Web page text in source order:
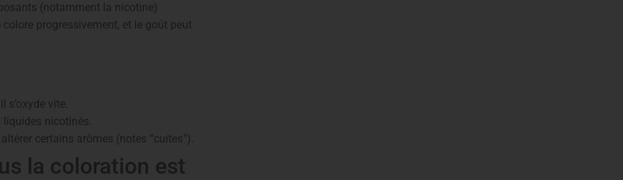
(notamment la nicotine)
colore progressivement, et le goût peut
s’oxyde vite.
liquides nicotinés.
certains arômes (notes “cuites”).
la coloration est